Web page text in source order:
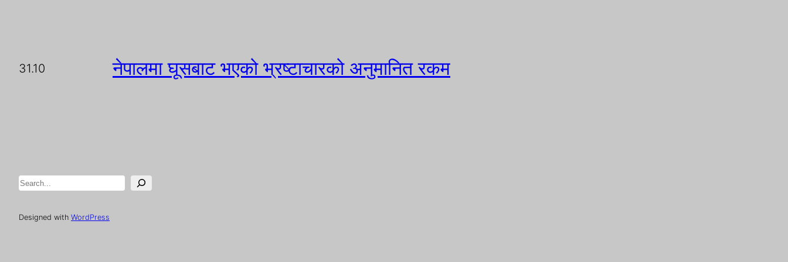
31.10 नेपालमा घूसबाट भएको भ्रष्टाचारको अनुमानित रकम
Search
Designed with WordPress